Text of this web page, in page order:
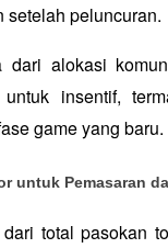
setelah peluncuran.
dari alokasi
insentif,
game yang baru.
untuk Pemasaran
total pasokan